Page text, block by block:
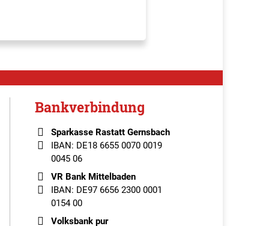
Bankverbindung
Sparkasse Rastatt Gernsbach
IBAN: DE18 6655 0070 0019
0045 06
VR Bank Mittelbaden
IBAN: DE97 6656 2300 0001
0154 00
Volksbank pur